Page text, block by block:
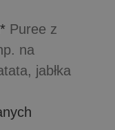
Puree z
na
jabłka